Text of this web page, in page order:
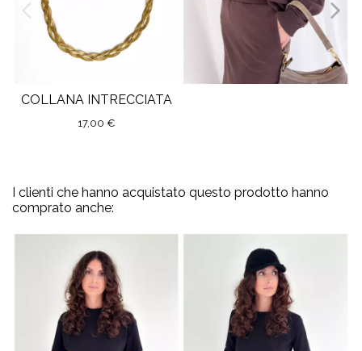
COLLANA INTRECCIATA
17,00 €
I clienti che hanno acquistato questo prodotto hanno
comprato anche: